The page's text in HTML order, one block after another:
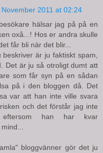
November 2011 at 02:24
hälsar jag på på en
oxå...! Hos er andra skulle
får bli när det blir...
är ju faktiskt spam,
Det är ju så otroligt dumt att
som får syn på en sådan
på i den bloggen då. Det
var att han inte ville svara
och det förstår jag inte
han har kvar
bloggvänner gör det ju